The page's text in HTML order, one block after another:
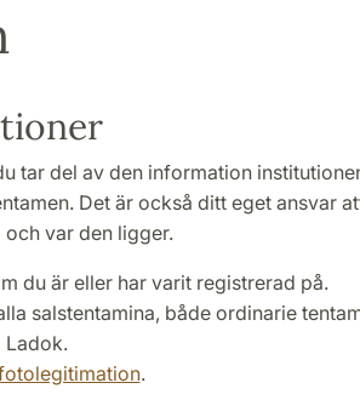
tar del av den information
Det är också ditt eget ansvar
var den ligger.
du är eller har varit registrerad på.
salstentamina, både ordinarie
Ladok.
.